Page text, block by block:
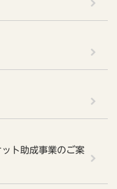
ト助成事業のご案